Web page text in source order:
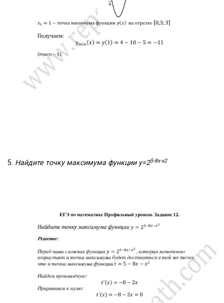
5. Найдите точку максимума функции y=25-8x-x2